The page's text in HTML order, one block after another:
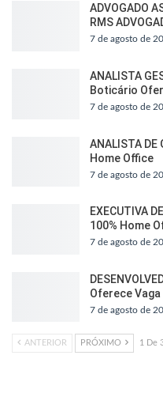
ADVOGADO
RMS
7 de agosto de
ANALISTA
Boticário
7 de agosto de
ANALISTA
Home Office
7 de agosto de
EXECUTIVA
100% Home
7 de agosto de
Oferece
7 de agosto de
ANTERIOR PRÓXIMO 1 De